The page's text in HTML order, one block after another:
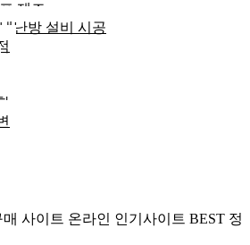
제조
난방 설비 시공
사이트 온라인 인기사이트 BEST 정